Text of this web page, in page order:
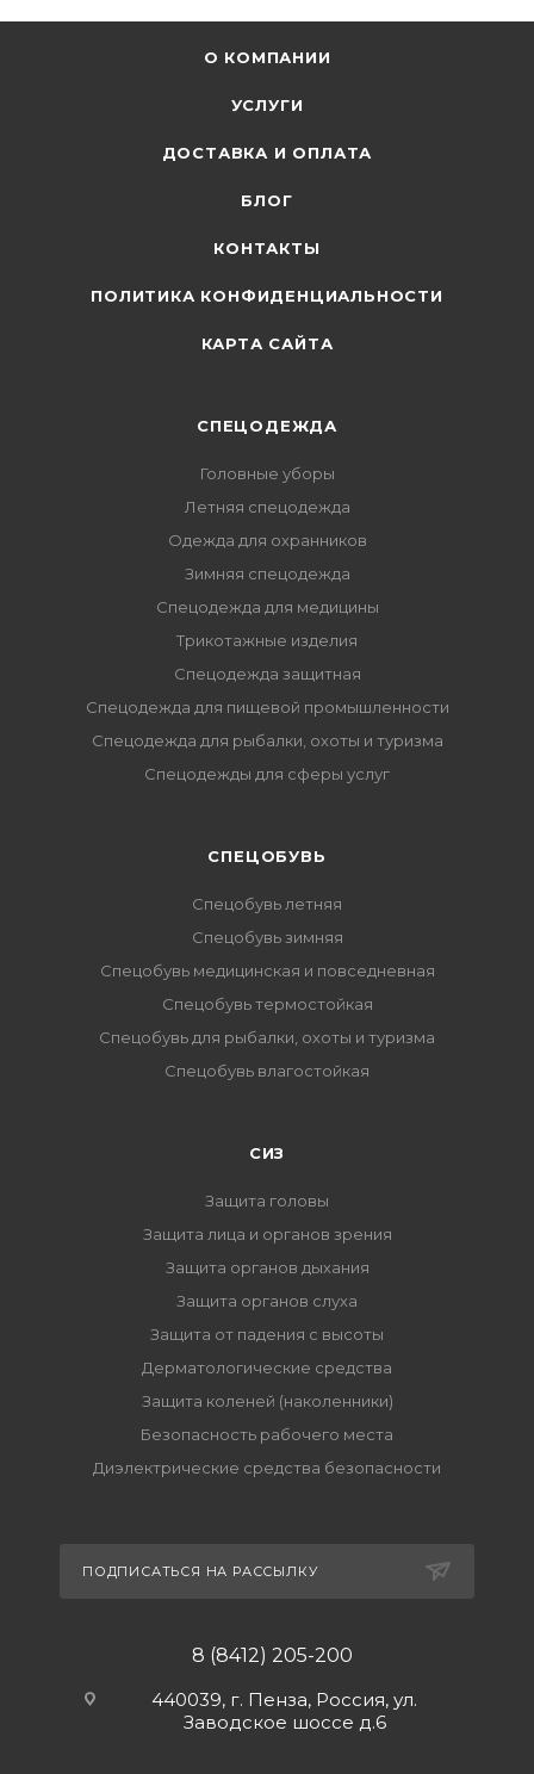
О КОМПАНИИ
УСЛУГИ
ДОСТАВКА И ОПЛАТА
БЛОГ
КОНТАКТЫ
ПОЛИТИКА КОНФИДЕНЦИАЛЬНОСТИ
КАРТА САЙТА
СПЕЦОДЕЖДА
Головные уборы
Летняя спецодежда
Одежда для охранников
Зимняя спецодежда
Спецодежда для медицины
Трикотажные изделия
Спецодежда защитная
Спецодежда для пищевой промышленности
Спецодежда для рыбалки, охоты и туризма
Спецодежды для сферы услуг
CПЕЦОБУВЬ
Спецобувь летняя
Спецобувь зимняя
Спецобувь медицинская и повседневная
Спецобувь термостойкая
Спецобувь для рыбалки, охоты и туризма
Спецобувь влагостойкая
СИЗ
Защита головы
Защита лица и органов зрения
Защита органов дыхания
Защита органов слуха
Защита от падения с высоты
Дерматологические средства
Защита коленей (наколенники)
Безопасность рабочего места
Диэлектрические средства безопасности
ПОДПИСАТЬСЯ НА РАССЫЛКУ
8 (8412) 205-200
440039, г. Пенза, Россия, ул.
Заводское шоссе д.6